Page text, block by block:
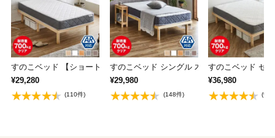
すのこベッド 【ショートシングル】 長さ180…
¥29,280
(110件)
すのこベッド シングル 木製ベッド マットレ
¥29,980
(148件)
すのこベッド セ
¥36,980
(92